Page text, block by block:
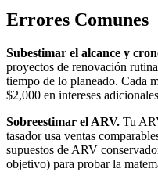
Errores Comunes
Subestimar el alcance y
proyectos de renovación
tiempo de lo planeado. Cada
$2,000 en intereses
Sobreestimar el ARV. Tu
tasador usa ventas
supuestos de ARV
objetivo) para probar la